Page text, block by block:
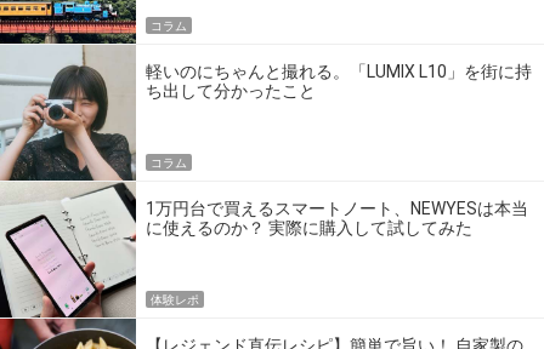
コラム
軽いのにちゃんと撮れる。「LUMIX L10」を街に持
ち出して分かったこと
コラム
1万円台で買えるスマートノート、NEWYESは本当
に使えるのか？ 実際に購入して試してみた
体験レポ
【レジェンド直伝レシピ】簡単で旨い！ 自家製の